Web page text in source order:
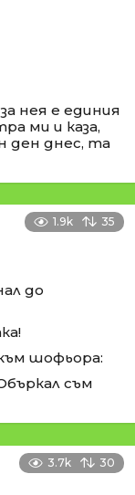
нея е единия
ми и каза,
ден днес, та
1.9k 35
до
шофьора:
съм
3.7k 30